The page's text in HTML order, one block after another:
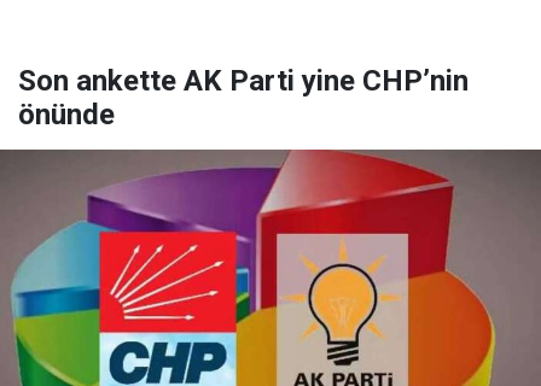
Son ankette AK Parti yine CHP’nin
önünde